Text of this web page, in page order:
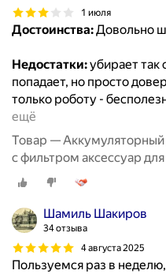
1 июля
Достоинства:Довольно
Недостатки:убирает так
попадает, но просто
только роботу -
ещё
Товар — Аккумуляторный
с фильтром аксессуар
беспроводной робот
Шамиль Шакиров
34 отзыва
4 августа 2025
Пользуемся раз в